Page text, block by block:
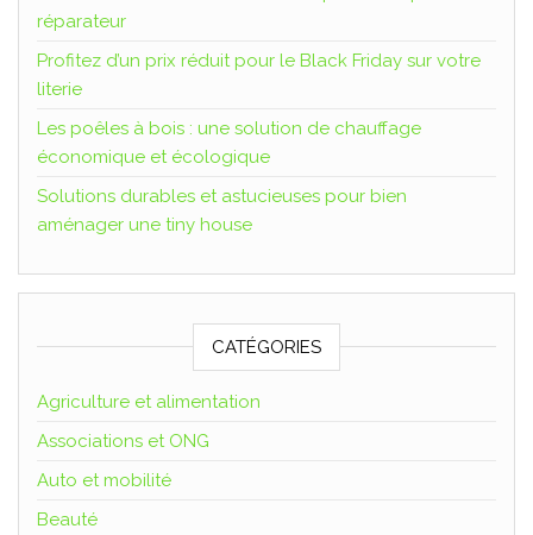
réparateur
Profitez d’un prix réduit pour le Black Friday sur votre
literie
Les poêles à bois : une solution de chauffage
économique et écologique
Solutions durables et astucieuses pour bien
aménager une tiny house
CATÉGORIES
Agriculture et alimentation
Associations et ONG
Auto et mobilité
Beauté